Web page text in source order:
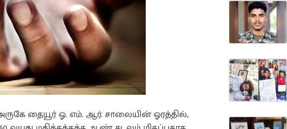
தையூர் ஓ. எம். ஆர். சாலையின் ஓரத்தில்,